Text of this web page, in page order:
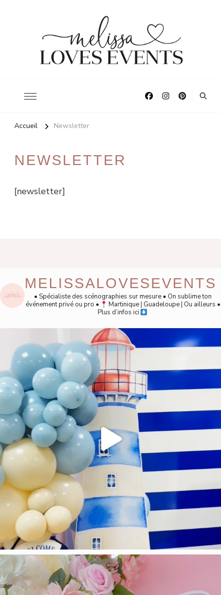
Accueil Newsletter
NEWSLETTER
[newsletter]
MELISSALOVESEVENTS
• Spécialiste des scénographies sur mesure • On sublime ton
événement privé ou pro • Martinique | Guadeloupe | Ou ailleurs •
Plus d’infos ici